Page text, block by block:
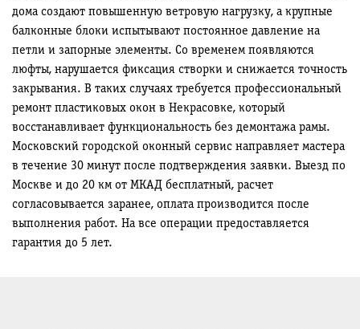
дома создают повышенную ветровую нагрузку, а крупные
балконные блоки испытывают постоянное давление на
петли и запорные элементы. Со временем появляются
люфты, нарушается фиксация створки и снижается точность
закрывания. В таких случаях требуется профессиональный
ремонт пластиковых окон в Некрасовке, который
восстанавливает функциональность без демонтажа рамы.
Московский городской оконный сервис направляет мастера
в течение 30 минут после подтверждения заявки. Выезд по
Москве и до 20 км от МКАД бесплатный, расчет
согласовывается заранее, оплата производится после
выполнения работ. На все операции предоставляется
гарантия до 5 лет.